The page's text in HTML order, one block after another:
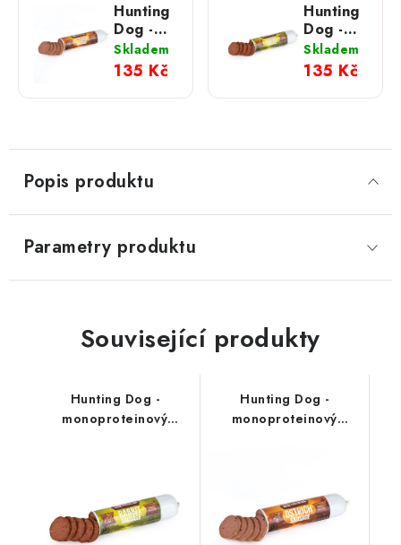
Hunting
Dog -
monoproteinový
salámek;
pštrosí
400 g
Skladem
135 Kč
Hunting
Dog -
salámek;
králičí
400 g
Skladem
135 Kč
Popis produktu
Parametry produktu
Související produkty
Hunting Dog -
monoproteinový
Hunting Dog -
monoproteinový